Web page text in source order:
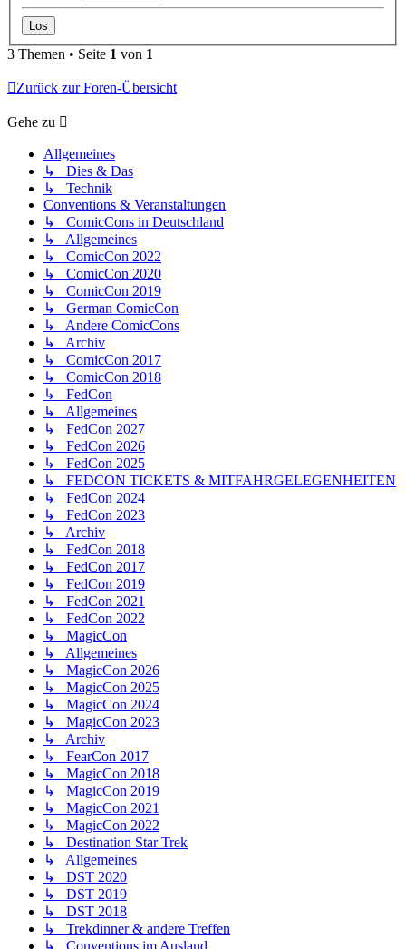
3 Themen • Seite 1 von 1
Zurück zur Foren-Übersicht
Gehe zu
Allgemeines
↳ Dies & Das
↳ Technik
Conventions & Veranstaltungen
↳ ComicCons in Deutschland
↳ Allgemeines
↳ ComicCon 2022
↳ ComicCon 2020
↳ ComicCon 2019
↳ German ComicCon
↳ Andere ComicCons
↳ Archiv
↳ ComicCon 2017
↳ ComicCon 2018
↳ FedCon
↳ Allgemeines
↳ FedCon 2027
↳ FedCon 2026
↳ FedCon 2025
↳ FEDCON TICKETS & MITFAHRGELEGENHEITEN
↳ FedCon 2024
↳ FedCon 2023
↳ Archiv
↳ FedCon 2018
↳ FedCon 2017
↳ FedCon 2019
↳ FedCon 2021
↳ FedCon 2022
↳ MagicCon
↳ Allgemeines
↳ MagicCon 2026
↳ MagicCon 2025
↳ MagicCon 2024
↳ MagicCon 2023
↳ Archiv
↳ FearCon 2017
↳ MagicCon 2018
↳ MagicCon 2019
↳ MagicCon 2021
↳ MagicCon 2022
↳ Destination Star Trek
↳ Allgemeines
↳ DST 2020
↳ DST 2019
↳ DST 2018
↳ Trekdinner & andere Treffen